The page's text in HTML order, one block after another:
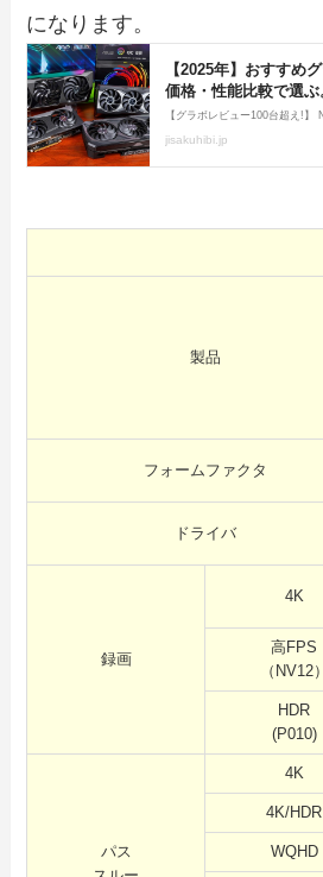
になります。
製品
フォームファクタ
ドライバ
録画
4K
高FPS
（NV12）
HDR
(P010)
パス
4K
4K/HDR
WQHD